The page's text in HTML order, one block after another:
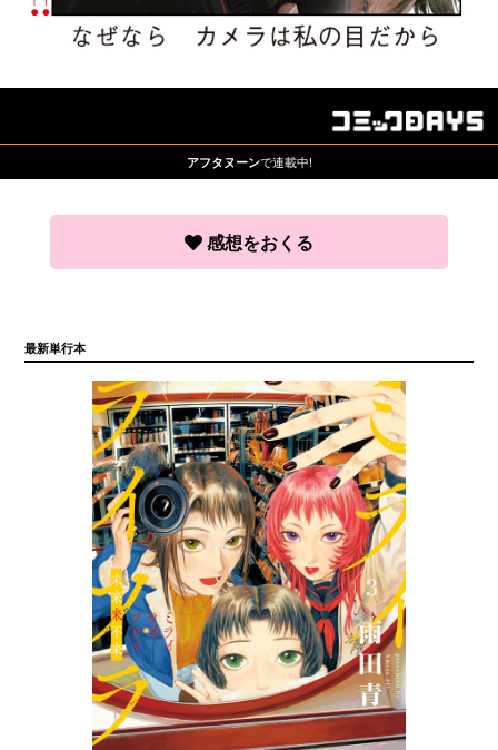
アフタヌーンで連載中!
感想をおくる
最新単行本